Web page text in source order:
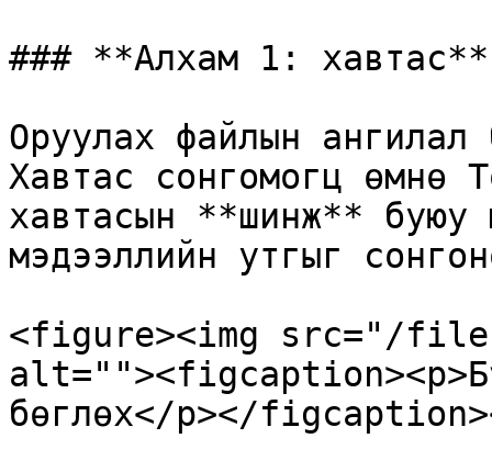
### **Алхам 1: хавтас**
Оруулах файлын
Хавтас сонгомогц өмнө
хавтасын **шинж** буюу
мэдээллийн утгыг
<figure><img src="/files/
бөглөх</p></